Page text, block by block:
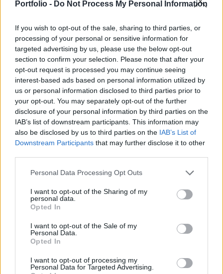
Portfolio - Do Not Process My Personal Information
If you wish to opt-out of the sale, sharing to third parties, or
processing of your personal or sensitive information for
targeted advertising by us, please use the below opt-out
section to confirm your selection. Please note that after your
opt-out request is processed you may continue seeing
interest-based ads based on personal information utilized by
us or personal information disclosed to third parties prior to
your opt-out. You may separately opt-out of the further
disclosure of your personal information by third parties on the
IAB’s list of downstream participants. This information may
also be disclosed by us to third parties on the IAB’s List of
Downstream Participants that may further disclose it to other
Personal Data Processing Opt Outs
I want to opt-out of the Sharing of my
personal data.
Opted In
I want to opt-out of the Sale of my
Personal Data.
Opted In
I want to opt-out of processing my
Personal Data for Targeted Advertising.
bizonytalanság és a kereskedelmi feszültségek
Portfolio Investment Day 2026Október 21-én jön a Portfolio
Investment Day 2026, ahol a piac vezető szakértőivel
keressük a választ a befektetőket leginkább foglalkoztató
kérdésekre. Meddig tarthat az AI-rali, kik lehetnek a
következő évek nyertesei, mire számíthatunk a részvény-,
kötvény-, nyersanyag- és kriptopiacokon, és hogyan
érdemes portfóliót építeni egy gyorsan változó...
KEDVES OLVASÓNK!
A keresett cikk a portfolio.hu hírarchívumához
tartozik, melynek olvasása előfizetéses
Az előfizetés a következőket tartalmazza:
Kötéslisták: BÉT elmúlt 2 év napon belüli
kötéslistái
Előfizetés